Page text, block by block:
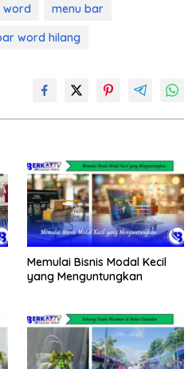
word
menu bar
word hilang
Memulai Bisnis Modal Kecil
yang Menguntungkan